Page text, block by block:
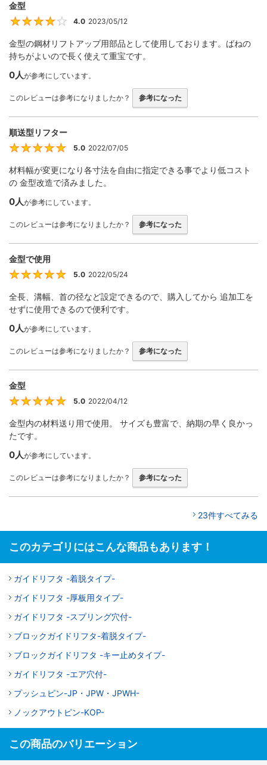
金型
4
4.0 2023/05/12
金型の鋼材リフトアップ用部品として使用しております。ばねの
持ちがよいので長く使えて重宝です。
0人が参考にしています。
このレビューは参考になりましたか？ 参考になった
順送型リフター
5
5.0 2022/07/05
材料幅が変更になり各寸法を自由に指定できる事でより低コスト
の 金型改造で済みました。
0人が参考にしています。
このレビューは参考になりましたか？ 参考になった
金型で使用
5
5.0 2022/05/24
全長、溝幅、首の径など設定できるので、購入してから 追加工を
せずに使用できるので便利です。
0人が参考にしています。
このレビューは参考になりましたか？ 参考になった
金型
5
5.0 2022/04/12
金型内の材料送り用で使用。 サイズも豊富で、納期の早く良かっ
たです。
0人が参考にしています。
このレビューは参考になりましたか？ 参考になった
23件すべてみる
このカテゴリにはこんな商品もあります！
ガイドリフタ -着脱タイプ-
ガイドリフタ -厚板用タイプ-
ガイドリフタ -スプリング穴付-
ブロックガイドリフタ-着脱タイプ-
ブロックガイドリフタ -キー止めタイプ-
ガイドリフタ -エア穴付-
プッシュピン-JP・JPW・JPWH-
ノックアウトピン-KOP-
この商品のバリエーション